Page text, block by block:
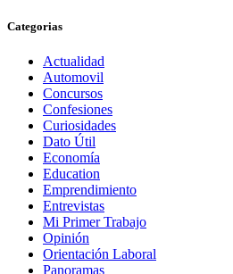
Categorias
Actualidad
Automovil
Concursos
Confesiones
Curiosidades
Dato Útil
Economía
Education
Emprendimiento
Entrevistas
Mi Primer Trabajo
Opinión
Orientación Laboral
Panoramas